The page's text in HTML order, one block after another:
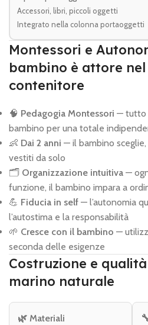
Accessori, libri, piccoli oggetti
Integrato nella colonna portaoggetti
Montessori e
bambino è attore
contenitore
🧠 Pedagogia Montessori — tutto
bambino per una totale
👶 Dai 2 anni — il bambino
vestiti da solo
🗂️ Organizzazione intuitiva —
funzione, il bambino impara a
💪 Fiducia in self — l’autonomia
l’autostima e la responsabilità
🌱 Cresce con il bambino —
seconda delle esigenze
Costruzione e
marino naturale
🌿 Materiali